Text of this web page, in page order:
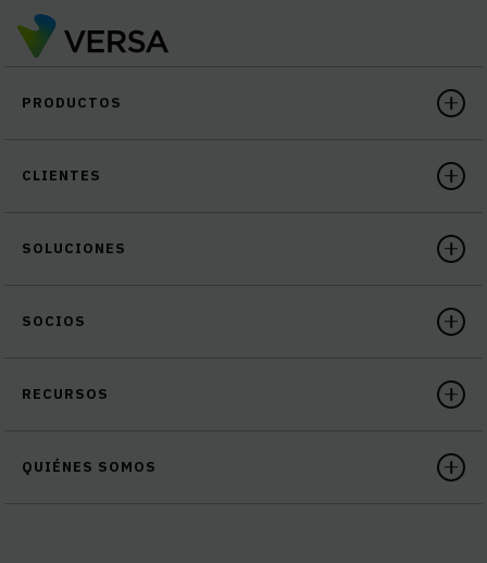
PRODUCTOS
CLIENTES
SOLUCIONES
SOCIOS
RECURSOS
QUIÉNES SOMOS